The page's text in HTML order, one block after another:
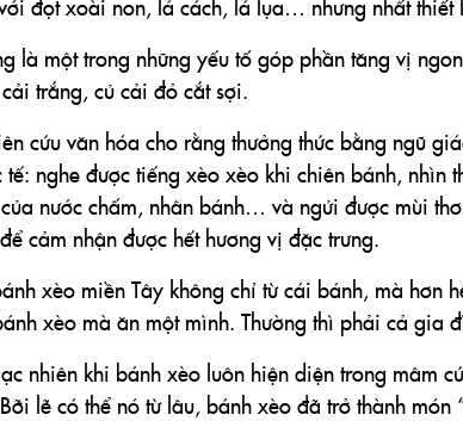
đọt xoài non, lá cách, lá lụa… nhưng nhất thiết
là một trong những yếu tố góp phần tăng vị
trắng, củ cải đỏ cắt sợi.
cứu văn hóa cho rằng thưởng thức bằng ngũ
tế: nghe được tiếng xèo xèo khi chiên bánh, nhìn
nước chấm, nhân bánh… và ngửi được mùi
cảm nhận được hết hương vị đặc trưng.
xèo miền Tây không chỉ từ cái bánh, mà hơn
xèo mà ăn một mình. Thường thì phải cả gia
nhiên khi bánh xèo luôn hiện diện trong mâm
lẽ có thể nó từ lâu, bánh xèo đã trở thành món